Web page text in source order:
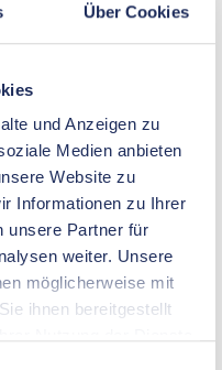
Über Cookies
und Anzeigen zu
Medien anbieten
Website zu
Informationen zu Ihrer
unsere Partner für
weiter. Unsere
möglicherweise mit
ihnen bereitgestellt
6,3 - 1 DIN
mm²
0,8 mm
0,5 - 1 mm²
6,3 mm